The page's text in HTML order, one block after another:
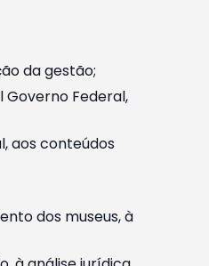
da gestão;
Federal,
aos conteúdos
dos museus, à